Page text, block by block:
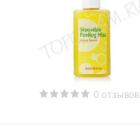
0 отзывов